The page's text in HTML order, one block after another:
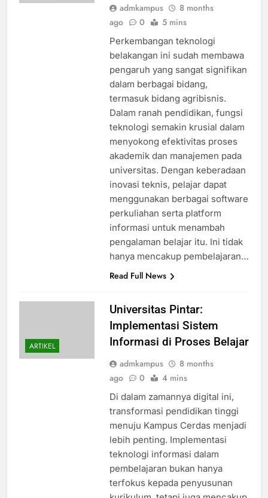
admkampus
8 months
ago
0 5 mins
Perkembangan teknologi
belakangan ini sudah membawa
pengaruh yang sangat signifikan
dalam berbagai bidang,
termasuk bidang agribisnis.
Dalam ranah pendidikan, fungsi
teknologi semakin krusial dalam
menyokong efektivitas proses
akademik dan manajemen pada
universitas. Dengan keberadaan
inovasi teknis, pelajar dapat
menggunakan berbagai software
perkuliahan serta platform
informasi untuk menambah
pengalaman belajar itu. Ini tidak
hanya mencakup pembelajaran…
Read Full News
ARTIKEL
Universitas Pintar:
Implementasi Sistem
Informasi di Proses Belajar
admkampus
8 months
ago
0 4 mins
Di dalam zamannya digital ini,
transformasi pendidikan tinggi
menuju Kampus Cerdas menjadi
lebih penting. Implementasi
teknologi informasi dalam
pembelajaran bukan hanya
terfokus kepada penyusunan